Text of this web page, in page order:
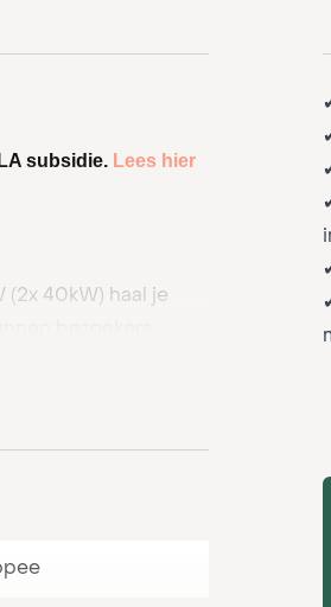
subsidie. Lees hier
(2x 40kW) haal je
bezoekers
(*).
en